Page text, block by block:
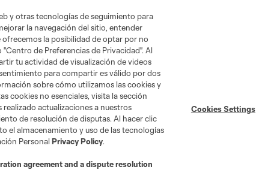
y otras tecnologías de seguimiento para
la navegación del sitio, entender
ofrecemos la posibilidad de optar por no
de Preferencias de Privacidad". Al
tu actividad de visualización de videos
para compartir es válido por dos
sobre cómo utilizamos las cookies y
cookies no esenciales, visita la sección
realizado actualizaciones a nuestros
de resolución de disputas. Al hacer clic
el almacenamiento y uso de las tecnologías
Personal Privacy Policy.
agreement and a dispute resolution
Cookies Settings